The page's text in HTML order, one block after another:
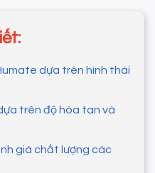
dựa trên hình thái
trên độ hòa tan và
giá chất lượng các